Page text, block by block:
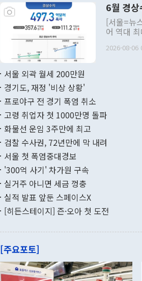
주의적 희
관의 대북
관 부처
관의 무리
다. [정동영 통일부 장관이 지난달 23일 오후 서울 종로구 정부서울청사에
무너졌다
함께 4자
"우리의
관은 업
이 9월 러
며 "정부
6월 경
[서울=뉴
어 역대
료=한국은행] 한국은행이 6일 발표한 '2026년 6월
며 월간
196.9%
수출은
기록했지
로 전환됐
는 배당
였던 올해
인의 해외
2026-08-06
서울 외곽 월세 200만원
경기도, 재정 '비상 상황'
프로야구 전 경기 폭염 취소
고령 취업자 첫 1000만명 돌파
화물선 운임 3주만에 최고
검찰 수사권, 72년만에 막 내려
서울 첫 폭염중대경보
'300억 사기' 차가원 구속
실거주 아니면 세금 껑충
실적 발표 앞둔 스페이스X
[히든스테이지] 즌·오아 첫 도전
[주요포토]